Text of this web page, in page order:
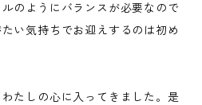
のようにバランスが必要なので
い気持ちでお迎えするのは初め
たしの心に入ってきました。是